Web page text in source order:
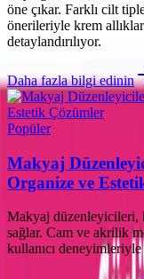
öne çıkar. Farklı cilt
önerileriyle krem
detaylandırılıyor.
Daha fazla bilgi edinin
Popüler
Makyaj
Organize ve
Makyaj düzenleyicileri,
sağlar. Cam ve akrilik
kullanıcı